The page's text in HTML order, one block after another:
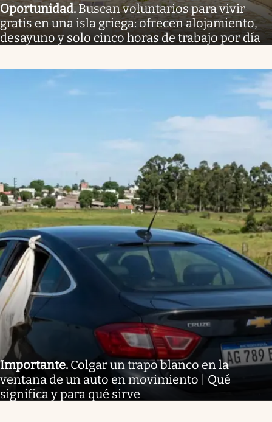
Oportunidad.Buscan voluntarios para vivir
gratis en una isla griega: ofrecen alojamiento,
desayuno y solo cinco horas de trabajo por día
Importante. Colgar un trapo blanco en la
ventana de un auto en movimiento | Qué
significa y para qué sirve